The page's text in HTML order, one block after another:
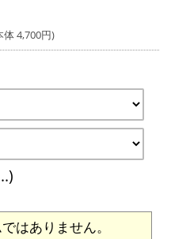
体 4,700円)
はありません。